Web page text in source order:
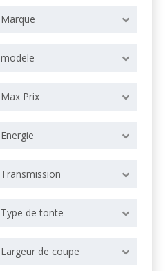
Marque
modele
Max Prix
Energie
Transmission
Type de tonte
Largeur de coupe